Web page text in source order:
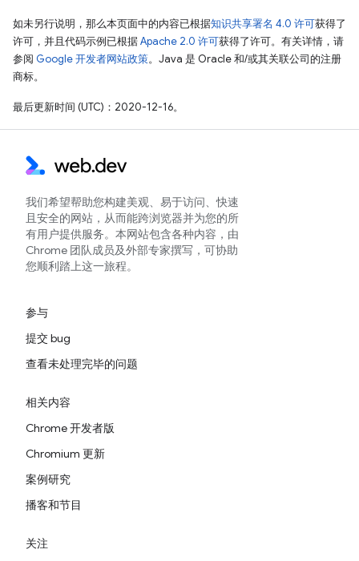
如未另行说明，那么本页面中的内容已根据知识共享署名 4.0 许可获得了
许可，并且代码示例已根据Apache 2.0 许可获得了许可。有关详情，请
参阅 Google 开发者网站政策。Java 是 Oracle 和/或其关联公司的注册
商标。
最后更新时间 (UTC)：2020-12-16。
我们希望帮助您构建美观、易于访问、快速
且安全的网站，从而能跨浏览器并为您的所
有用户提供服务。本网站包含各种内容，由
Chrome 团队成员及外部专家撰写，可协助
您顺利踏上这一旅程。
参与
提交 bug
查看未处理完毕的问题
相关内容
Chrome 开发者版
Chromium 更新
案例研究
播客和节目
关注